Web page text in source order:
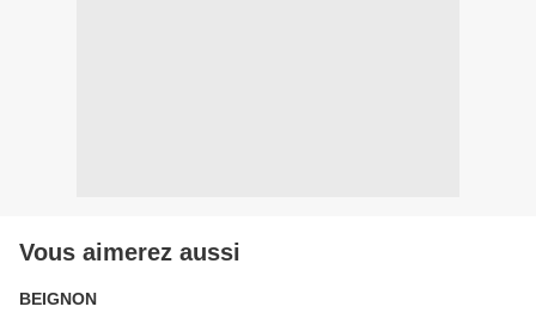
Vous aimerez aussi
BEIGNON